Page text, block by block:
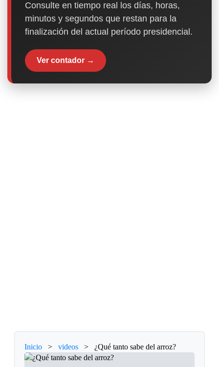
Consulte en tiempo real los días, horas,
minutos y segundos que restan para la
finalización del actual período presidencial.
Ver contador →
Inicio > videos > ¿Qué tanto sabe del arroz?